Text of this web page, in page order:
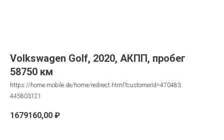
Volkswagen Golf, 2020, АКПП, пробег
58750 км
https://home.mobile.de/home/redirect.html?customerId=470483
445803121
1679160,00 ₽